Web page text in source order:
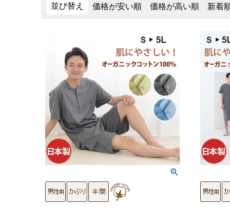
並び替え 価格が安い順 価格が高い順 新着